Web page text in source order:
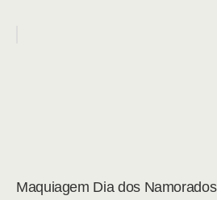
Maquiagem Dia dos Namorados